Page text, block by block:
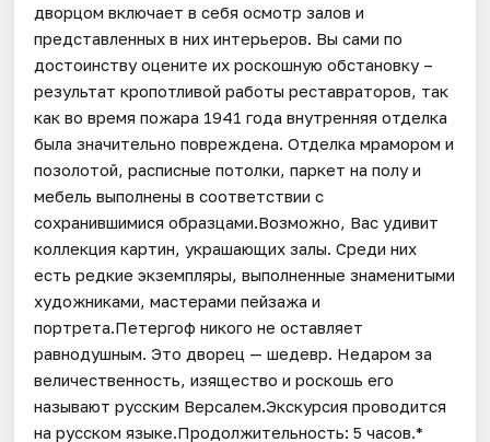
дворцом включает в себя осмотр залов и
представленных в них интерьеров. Вы сами по
достоинству оцените их роскошную обстановку –
результат кропотливой работы реставраторов, так
как во время пожара 1941 года внутренняя отделка
была значительно повреждена. Отделка мрамором и
позолотой, расписные потолки, паркет на полу и
мебель выполнены в соответствии с
сохранившимися образцами.Возможно, Вас удивит
коллекция картин, украшающих залы. Среди них
есть редкие экземпляры, выполненные знаменитыми
художниками, мастерами пейзажа и
портрета.Петергоф никого не оставляет
равнодушным. Это дворец — шедевр. Недаром за
величественность, изящество и роскошь его
называют русским Версалем.Экскурсия проводится
на русском языке.Продолжительность: 5 часов.*